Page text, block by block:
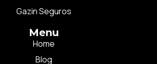
Gazin Seguros
Menu
Home
Blog